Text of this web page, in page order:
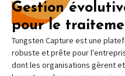
Gestion
pour le
Tungsten Capture est une
robuste et prête pour
dont les organisations gèrent